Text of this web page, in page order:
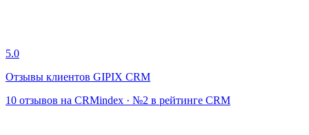
5.0
Отзывы клиентов GIPIX CRM
10 отзывов на CRMindex · №2 в рейтинге CRM